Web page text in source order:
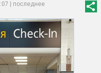
| последнее